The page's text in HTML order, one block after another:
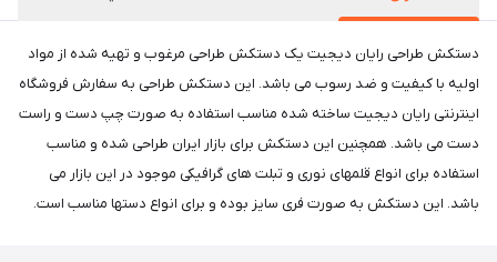
دستکش طراحی رایان دیجیت یک دستکش طراحی مرغوب و تهیه شده از مواد
اولیه با کیفیت و ضد رسوب می باشد. این دستکش طراحی به سفارش فروشگاه
اینترنتی رایان دیجیت ساخته شده مناسب استفاده به صورت چپ دست و راست
دست می باشد. همچنین این دستکش برای بازار ایران طراحی شده و مناسب
استفاده برای انواع قلمهای نوری و تبلت های گرافیکی موجود در این بازار می
باشد. این دستکش به صورت فری سایز بوده و برای انواع دستها مناسب است.